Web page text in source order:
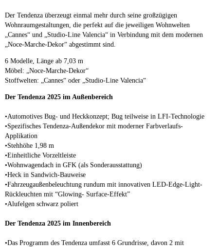
Der Tendenza überzeugt einmal mehr durch seine großzügigen
Wohnraumgestaltungen, die perfekt auf die jeweiligen Wohnwelten
„Cannes“ und „Studio-Line Valencia“ in Verbindung mit dem modernen
„Noce-Marche-Dekor“ abgestimmt sind.
6 Modelle, Länge ab 7,03 m
Möbel: „Noce-Marche-Dekor“
Stoffwelten: „Cannes“ oder „Studio-Line Valencia“
Der Tendenza 2025 im Außenbereich
•Automotives Bug- und Heckkonzept; Bug teilweise in LFI-Technologie
•Spezifisches Tendenza-Außendekor mit moderner Farbverlaufs-
Applikation
•Stehhöhe 1,98 m
•Einheitliche Vorzeltleiste
•Wohnwagendach in GFK (als Sonderausstattung)
•Heck in Sandwich-Bauweise
•Fahrzeugaußenbeleuchtung rundum mit innovativen LED-Edge-Light-
Rückleuchten mit “Glowing- Surface-Effekt”
•Alufelgen schwarz poliert
Der Tendenza 2025 im Innenbereich
•Das Programm des Tendenza umfasst 6 Grundrisse, davon 2 mit